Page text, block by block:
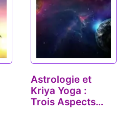
Astrologie et
Kriya Yoga :
Trois Aspects